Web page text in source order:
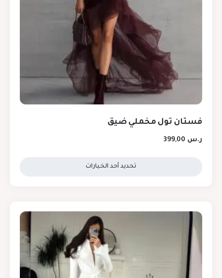
فستان تول مخملي ضيق
ر.س
تحديد أحد الخيارات